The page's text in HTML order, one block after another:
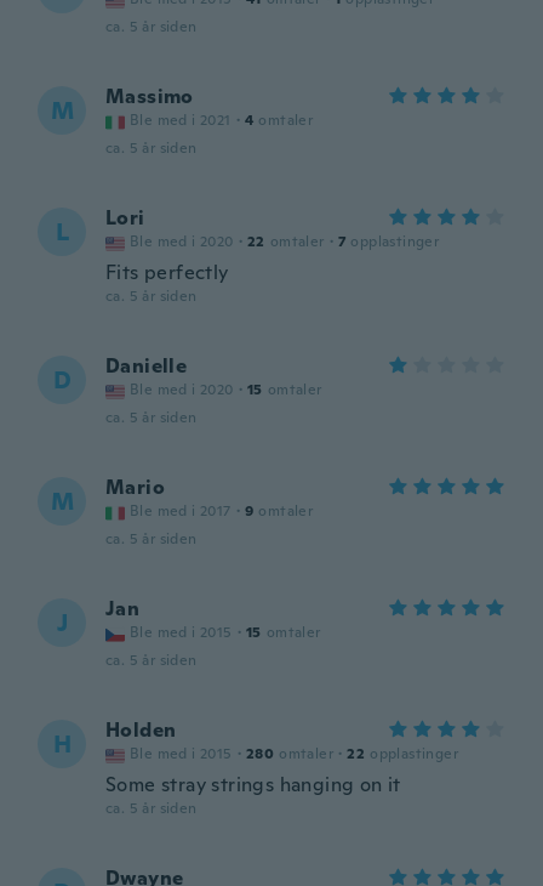
ca. 5 år siden
M Massimo
Ble med i 2021 · 4 omtaler
ca. 5 år siden
L Lori
Ble med i 2020 · 22 omtaler · 7 opplastinger
Fits perfectly
ca. 5 år siden
D Danielle
Ble med i 2020 · 15 omtaler
ca. 5 år siden
M Mario
Ble med i 2017 · 9 omtaler
ca. 5 år siden
J Jan
Ble med i 2015 · 15 omtaler
ca. 5 år siden
H Holden
Ble med i 2015 · 280 omtaler · 22 opplastinger
Some stray strings hanging on it
ca. 5 år siden
Dwayne